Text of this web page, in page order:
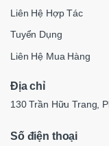
Liên Hệ Hợp Tác
Tuyển Dụng
Liên Hệ Mua Hàng
Địa chỉ
130 Trần Hữu Trang,
Số điện thoại